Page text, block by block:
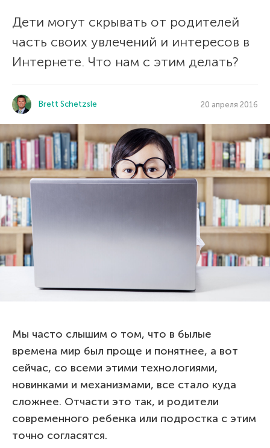
Дети могут скрывать от родителей
часть своих увлечений и интересов в
Интернете. Что нам с этим делать?
Brett Schetzsle 20 апреля 2016
Мы часто слышим о том, что в былые
времена мир был проще и понятнее, а вот
сейчас, со всеми этими технологиями,
новинками и механизмами, все стало куда
сложнее. Отчасти это так, и родители
современного ребенка или подростка с этим
точно согласятся.